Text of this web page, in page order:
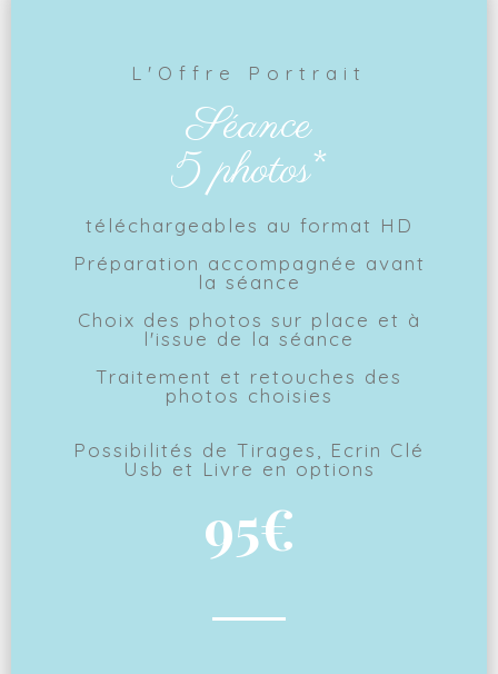
L'Offre Portrait
Séance
5 photos*
téléchargeables au format HD
Préparation accompagnée avant
la séance
Choix des photos sur place et à
l'issue de la séance
Traitement et retouches des
photos choisies
Possibilités de Tirages, Ecrin Clé
Usb et Livre en options
95€